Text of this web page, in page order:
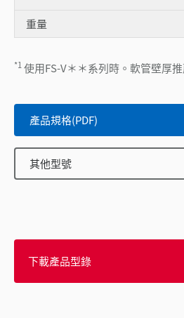
重量
*1使用FS-V＊＊系列時。軟管壁厚
產品規格(PDF)
其他型號
下載產品型錄